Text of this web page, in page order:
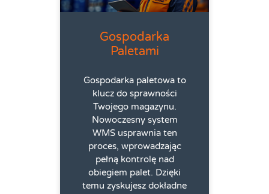
Gospodarka
Paletami
Gospodarka paletowa to
klucz do sprawności
Twojego magazynu.
Nowoczesny system
WMS usprawnia ten
proces, wprowadzając
pełną kontrolę nad
obiegiem palet. Dzięki
temu zyskujesz dokładne